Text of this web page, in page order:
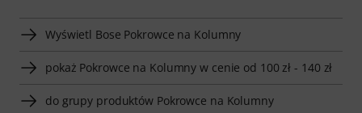
Wyświetl Bose Pokrowce na Kolumny
pokaż Pokrowce na Kolumny w cenie od 100 zł - 140 zł
do grupy produktów Pokrowce na Kolumny